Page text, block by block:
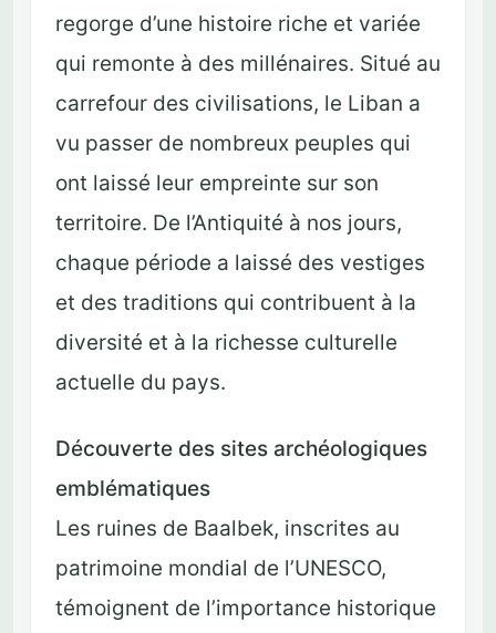
regorge d’une histoire riche et variée
qui remonte à des millénaires. Situé au
carrefour des civilisations, le Liban a
vu passer de nombreux peuples qui
ont laissé leur empreinte sur son
territoire. De l’Antiquité à nos jours,
chaque période a laissé des vestiges
et des traditions qui contribuent à la
diversité et à la richesse culturelle
actuelle du pays.
Découverte des sites archéologiques
emblématiques
Les ruines de Baalbek, inscrites au
patrimoine mondial de l’UNESCO,
témoignent de l’importance historique